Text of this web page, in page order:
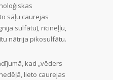
sāļu caurejas
sulfātu), rīcineļļu,
nātrija pikosulfātu.
kad „vēders
lieto caurejas